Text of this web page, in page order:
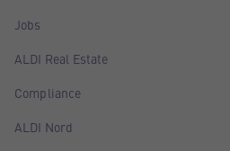
Jobs
ALDI Real Estate
Compliance
ALDI Nord